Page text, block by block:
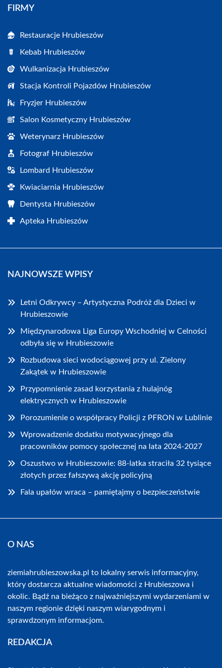
FIRMY
Restauracje Hrubieszów
Kebab Hrubieszów
Wulkanizacja Hrubieszów
Stacja Kontroli Pojazdów Hrubieszów
Fryzjer Hrubieszów
Salon Kosmetyczny Hrubieszów
Weterynarz Hrubieszów
Fotograf Hrubieszów
Lombard Hrubieszów
Kwiaciarnia Hrubieszów
Dentysta Hrubieszów
Apteka Hrubieszów
NAJNOWSZE WPISY
Letni Odkrywcy – Artystyczna Podróż dla Dzieci w
Hrubieszowie
Międzynarodowa Liga Europy Wschodniej w Celności
odbyła się w Hrubieszowie
Rozbudowa sieci wodociągowej przy ul. Zielony
Zakątek w Hrubieszowie
Przypomnienie zasad korzystania z hulajnóg
elektrycznych w Hrubieszowie
Porozumienie o współpracy Policji z PFRON w Lublinie
Wprowadzenie dodatku motywacyjnego dla
pracowników pomocy społecznej na lata 2024-2027
Oszustwo w Hrubieszowie: 88-latka straciła 32 tysiące
złotych przez fałszywą akcję policyjną
Fala upałów wraca – pamiętajmy o bezpieczeństwie
O NAS
ziemiahrubieszowska.pl to lokalny serwis informacyjny,
który dostarcza aktualne wiadomości z Hrubieszowa i
okolic. Bądź na bieżąco z najważniejszymi wydarzeniami w
naszym regionie dzięki naszym wiarygodnym i
sprawdzonym informacjom.
REDAKCJA